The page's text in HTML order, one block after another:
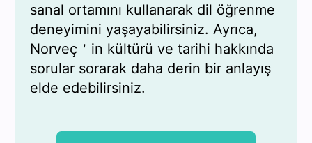
sanal ortamını kullanarak dil öğrenme
deneyimini yaşayabilirsiniz. Ayrıca,
Norveç＇in kültürü ve tarihi hakkında
sorular sorarak daha derin bir anlayış
elde edebilirsiniz.